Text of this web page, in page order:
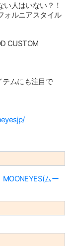
人はいない？！
ォルニアスタイル
CUSTOM
テムにも注目で
ムー